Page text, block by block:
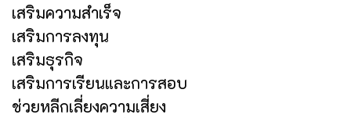
เสริมความสำเร็จ
เสริมการลงทุน
เสริมธุรกิจ
เสริมการเรียนและการสอบ
ช่วยหลีกเลี่ยงความเสี่ยง